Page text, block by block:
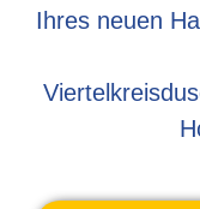
Ihres neuen